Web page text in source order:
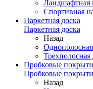
Ландшафтная
Спортивная
Паркетная доска
Паркетная доска
Назад
Трехполосная
Пробковые
Пробковые
Назад